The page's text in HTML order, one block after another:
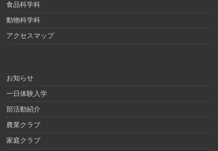
食品科学科
動物科学科
アクセスマップ
お知らせ
一日体験入学
部活動紹介
農業クラブ
家庭クラブ